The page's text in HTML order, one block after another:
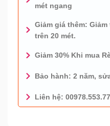
mét ngang
Giảm giá thêm:
trên 20 mét.
Giảm 30% Khi mua
Bảo hành: 2 năm,
Liên hệ:
0978.553.775 -